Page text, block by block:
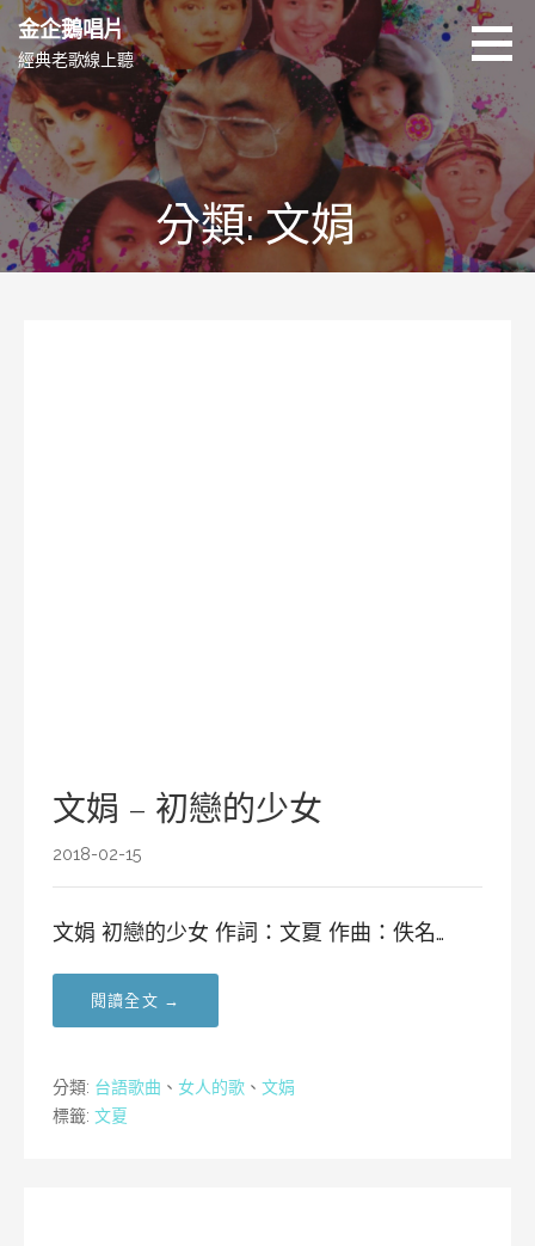
跳
至
主
要
內
容
金企鵝唱片
經典老歌線上聽
分類: 文娟
文娟 – 初戀的少女
2018-02-15
文娟 初戀的少女 作詞：文夏 作曲：佚名…
閱讀全文 →
分類: 台語歌曲 、 女人的歌 、 文娟
標籤: 文夏